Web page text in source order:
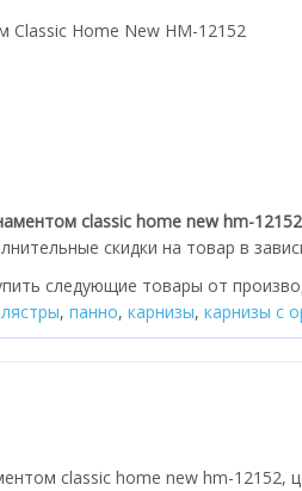
Classic Home New HM-12152
classic home new hm-
скидки на товар в
следующие товары от
, панно, карнизы, карнизы с
classic home new hm-12152,